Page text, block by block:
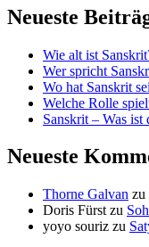
Neueste
Wie alt ist
Wer spricht
Wo hat Sanskrit
Welche Rolle
Sanskrit – Was
Neueste
Thorne Galvan zu
Doris Fürst zu
yoyo souriz zu